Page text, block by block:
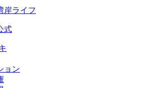
岸ライフ
式
ョン